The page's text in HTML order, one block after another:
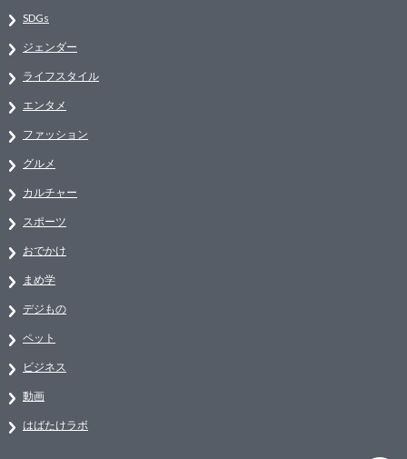
SDGs
ジェンダー
ライフスタイル
エンタメ
ファッション
グルメ
カルチャー
スポーツ
おでかけ
まめ学
デジもの
ペット
ビジネス
動画
はばたけラボ